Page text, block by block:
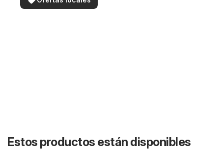
Estos productos están disponibles